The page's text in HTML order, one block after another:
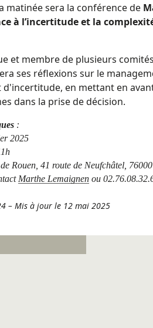
matinée sera la conférence de
à l’incertitude et la
et membre de plusieurs
ses réflexions sur le
en mettant en
dans la prise de décision.
:
2025
Rouen, 41 route de Neufchâtel,
Marthe Lemaignen ou
– Mis à jour le 12 mai 2025